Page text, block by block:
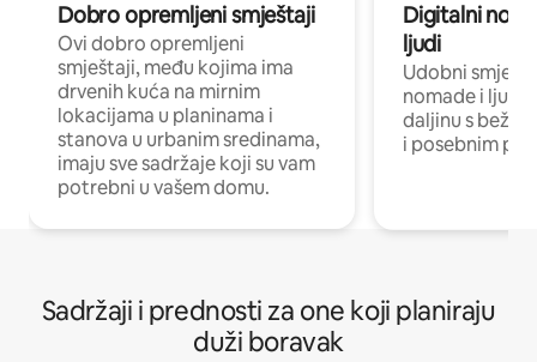
Dobro opremljeni smještaji
Ovi dobro opremljeni
smještaji, među kojima ima
drvenih kuća na mirnim
lokacijama u planinama i
stanova u urbanim sredinama,
imaju sve sadržaje koji su vam
potrebni u vašem domu.
Digitalni
ljudi
Udobni
nomade i ljude
daljinu s
i posebnim
Sadržaji i prednosti za one koji planiraju
duži boravak